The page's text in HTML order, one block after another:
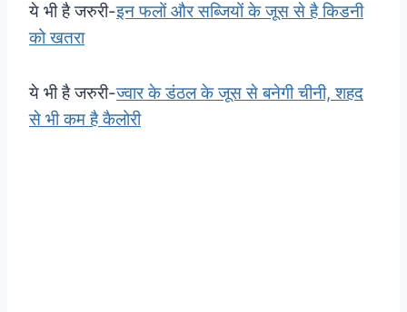
ये भी है जरुरी-इन फलों और सब्जियों के जूस से है किडनी
को खतरा
ये भी है जरुरी-ज्वार के डंठल के जूस से बनेगी चीनी, शहद
से भी कम है कैलोरी